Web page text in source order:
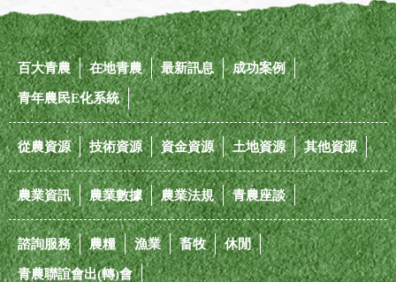
百大青農 在地青農 最新訊息 成功案例
青年農民E化系統
從農資源 技術資源 資金資源 土地資源 其他資源
農業資訊 農業數據 農業法規 青農座談
諮詢服務 農糧 漁業 畜牧 休閒
青農聯誼會出(轉)會